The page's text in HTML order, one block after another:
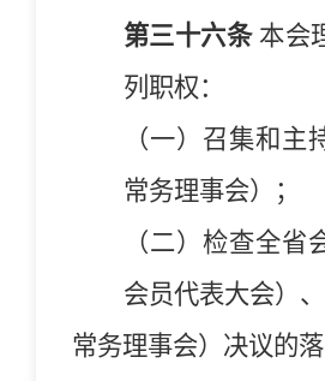
第三十六条本会
列职权：
（一） 召集和主
常务理事会）；
（二） 检查全省
会员代表大会）
常务理事会）决议的落